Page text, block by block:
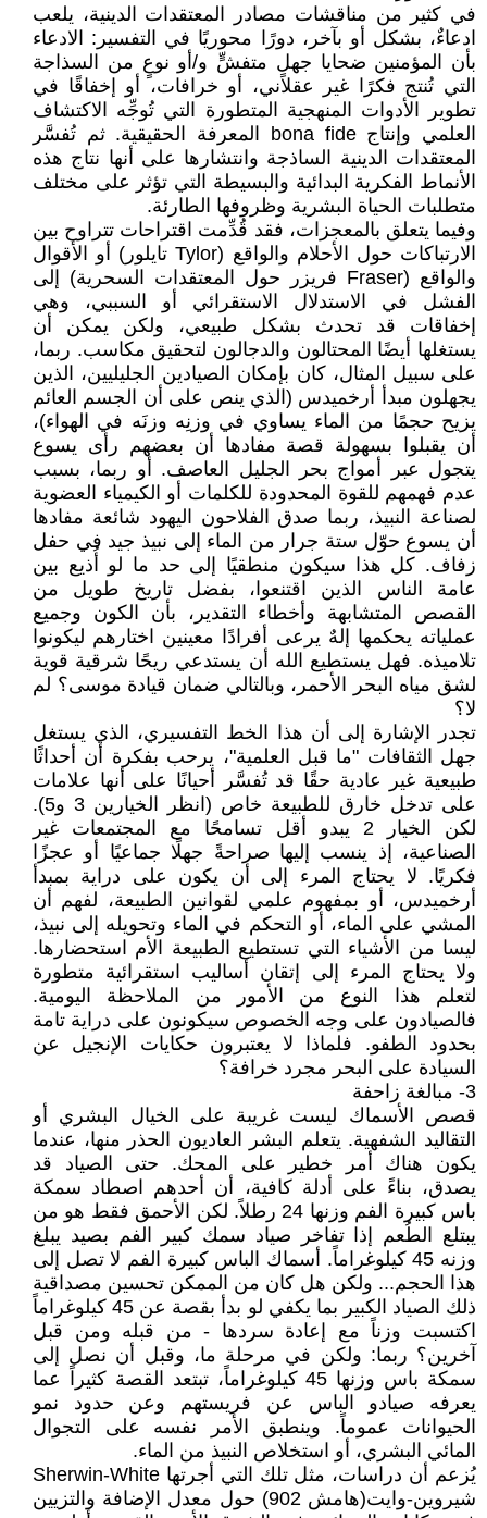
في كثير من مناقشات مصادر المعتقدات الدينية، يلعب
ادعاءٌ، بشكل أو بآخر، دورًا محوريًا في التفسير: الادعاء
بأن المؤمنين ضحايا جهلٍ متفشٍّ و/أو نوعٍ من السذاجة
التي تُنتج فكرًا غير عقلاني، أو خرافات، أو إخفاقًا في
تطوير الأدوات المنهجية المتطورة التي تُوجِّه الاكتشاف
العلمي وإنتاج bona fide المعرفة الحقيقية. ثم تُفسَّر
المعتقدات الدينية الساذجة وانتشارها على أنها نتاج هذه
الأنماط الفكرية البدائية والبسيطة التي تؤثر على مختلف
متطلبات الحياة البشرية وظروفها الطارئة.
وفيما يتعلق بالمعجزات، فقد قُدِّمت اقتراحات تتراوح بين
الارتباكات حول الأحلام والواقع (Tylor تايلور) أو الأقوال
والواقع (Fraser فريزر حول المعتقدات السحرية) إلى
الفشل في الاستدلال الاستقرائي أو السببي، وهي
إخفاقات قد تحدث بشكل طبيعي، ولكن يمكن أن
يستغلها أيضًا المحتالون والدجالون لتحقيق مكاسب. ربما،
على سبيل المثال، كان بإمكان الصيادين الجليليين، الذين
يجهلون مبدأ أرخميدس (الذي ينص على أن الجسم العائم
يزيح حجمًا من الماء يساوي في وزنِه وزنَه في الهواء)،
أن يقبلوا بسهولة قصة مفادها أن بعضهم رأى يسوع
يتجول عبر أمواج بحر الجليل العاصف. أو ربما، بسبب
عدم فهمهم للقوة المحدودة للكلمات أو الكيمياء العضوية
لصناعة النبيذ، ربما صدق الفلاحون اليهود شائعة مفادها
أن يسوع حوّل ستة جرار من الماء إلى نبيذ جيد في حفل
زفاف. كل هذا سيكون منطقيًا إلى حد ما لو أُذيع بين
عامة الناس الذين اقتنعوا، بفضل تاريخ طويل من
القصص المتشابهة وأخطاء التقدير، بأن الكون وجميع
عملياته يحكمها إلهٌ يرعى أفرادًا معينين اختارهم ليكونوا
تلاميذه. فهل يستطيع الله أن يستدعي ريحًا شرقية قوية
لشق مياه البحر الأحمر، وبالتالي ضمان قيادة موسى؟ لم
لا؟
تجدر الإشارة إلى أن هذا الخط التفسيري، الذي يستغل
جهل الثقافات "ما قبل العلمية"، يرحب بفكرة أن أحداثًا
طبيعية غير عادية حقًا قد تُفسَّر أحيانًا على أنها علامات
على تدخل خارق للطبيعة خاص (انظر الخيارين 3 و5).
لكن الخيار 2 يبدو أقل تسامحًا مع المجتمعات غير
الصناعية، إذ ينسب إليها صراحةً جهلًا جماعيًا أو عجزًا
فكريًا. لا يحتاج المرء إلى أن يكون على دراية بمبدأ
أرخميدس، أو بمفهوم علمي لقوانين الطبيعة، لفهم أن
المشي على الماء، أو التحكم في الماء وتحويله إلى نبيذ،
ليسا من الأشياء التي تستطيع الطبيعة الأم استحضارها.
ولا يحتاج المرء إلى إتقان أساليب استقرائية متطورة
لتعلم هذا النوع من الأمور من الملاحظة اليومية.
فالصيادون على وجه الخصوص سيكونون على دراية تامة
بحدود الطفو. فلماذا لا يعتبرون حكايات الإنجيل عن
السيادة على البحر مجرد خرافة؟
3- مبالغة زاحفة
قصص الأسماك ليست غريبة على الخيال البشري أو
التقاليد الشفهية. يتعلم البشر العاديون الحذر منها، عندما
يكون هناك أمر خطير على المحك. حتى الصياد قد
يصدق، بناءً على أدلة كافية، أن أحدهم اصطاد سمكة
باس كبيرة الفم وزنها 24 رطلاً. لكن الأحمق فقط هو من
يبتلع الطُعم إذا تفاخر صياد سمك كبير الفم بصيد يبلغ
وزنه 45 كيلوغراماً. أسماك الباس كبيرة الفم لا تصل إلى
هذا الحجم... ولكن هل كان من الممكن تحسين مصداقية
ذلك الصياد الكبير بما يكفي لو بدأ بقصة عن 45 كيلوغراماً
اكتسبت وزناً مع إعادة سردها - من قبله ومن قبل
آخرين؟ ربما: ولكن في مرحلة ما، وقبل أن نصل إلى
سمكة باس وزنها 45 كيلوغراماً، تبتعد القصة كثيراً عما
يعرفه صيادو الباس عن فريستهم وعن حدود نمو
الحيوانات عموماً. وينطبق الأمر نفسه على التجوال
المائي البشري، أو استخلاص النبيذ من الماء.
يُزعم أن دراسات، مثل تلك التي أجرتها Sherwin-White
شيروين-وايت(هامش 902) حول معدل الإضافة والتزيين